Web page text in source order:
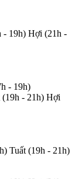
- 19h) Hợi (21h -
- 19h)
(19h - 21h) Hợi
Tuất (19h - 21h)